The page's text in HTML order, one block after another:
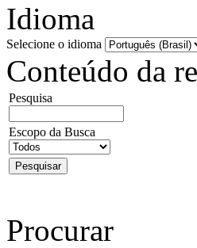
Idioma
Selecione o idioma
Conteúdo da
Pesquisa
Escopo da Busca
Procurar